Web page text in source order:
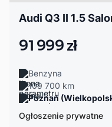
91 999 zł
Benzyna
109 700 km
Poznań
Ogłoszenie prywatne